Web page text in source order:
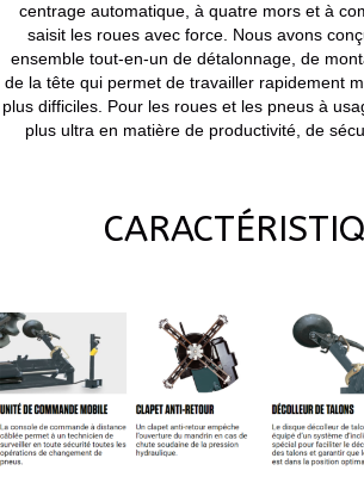
centrage automatique, à quatre mors et à
saisit les roues avec force. Nous avons
ensemble tout-en-un de détalonnage, de
de la tête qui permet de travailler rapidement
plus difficiles. Pour les roues et les pneus à
plus ultra en matière de productivité, de